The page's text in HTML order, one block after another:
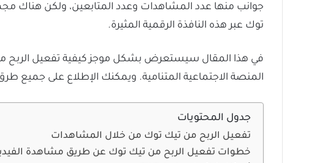
جوانب منها عدد المشاهدات وعدد المتابعين، ولكن هناك
توك عبر هذه النافذة الرقمية المثيرة.
في هذا المقال سيستعرض بشكل موجز كيفية تفعيل الربح
المنصة الاجتماعية المتنامية. ويمكنك الإطلاع على
جدول المحتويات
تفعيل الربح من تيك توك من خلال المشاهدات
خطوات تفعيل الربح من تيك توك عن طريق مشاهدة